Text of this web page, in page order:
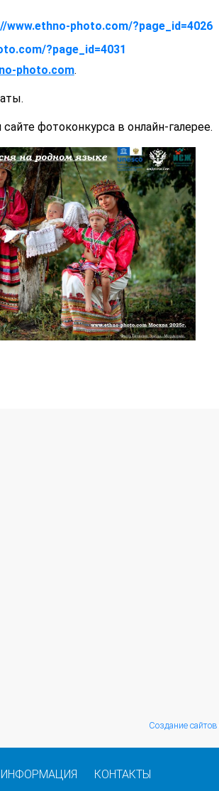
www.ethno-photo.com/?page_id=4026
?page_id=4031
photo.com.
фотоконкурса в онлайн-галерее.
Создание сайтов
ИНФОРМАЦИЯ КОНТАКТЫ